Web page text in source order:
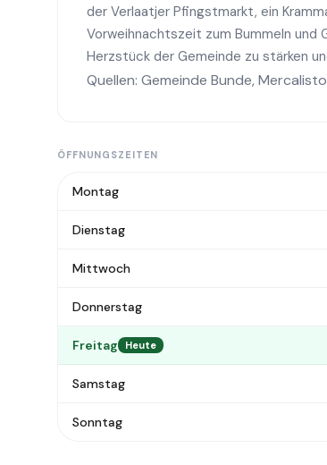
der Verlaatjer Pfingstmarkt, ein
Vorweihnachtszeit zum Bummeln und
Herzstück der Gemeinde zu stärken
Quellen: Gemeinde Bunde, Mercalisto
ÖFFNUNGSZEITEN
Montag
Dienstag
Mittwoch
Donnerstag
Freitag Heute
Samstag
Sonntag